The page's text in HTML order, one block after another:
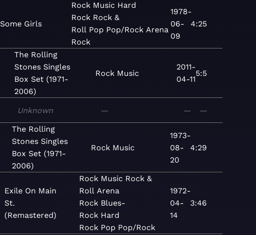
Some Girls
Rock Music Hard
Rock Rock &
Roll Pop Pop/Rock Arena
Rock
1978-
06-
09
4:25
The Rolling
Stones Singles
Box Set (1971-
2006)
Rock Music
2011-
04-11
5:5
Unknown — — —
The Rolling
Stones Singles
Box Set (1971-
2006)
Rock Music
1973-
08-
20
4:29
Exile On Main
St.
(Remastered)
Rock Music Rock &
Roll Arena
Rock Blues-
Rock Hard
Rock Pop Pop/Rock
1972-
04-
14
3:46